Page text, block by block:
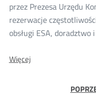
przez Prezesa Urzędu
rezerwacje
obsługi ESA,
WięcejO:
szacunkowej